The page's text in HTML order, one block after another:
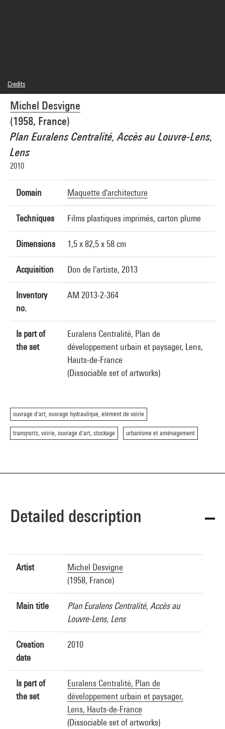
Michel Desvigne
(1958, France)
Plan Euralens Centralité, Accès au Louvre-Lens,
Lens
2010
Domain Maquette d'architecture
Techniques Films plastiques imprimés, carton plume
Dimensions 1,5 x 82,5 x 58 cm
Acquisition Don de l'artiste, 2013
Inventory
no.
AM 2013-2-364
Is part of
the set
Euralens Centralité, Plan de
développement urbain et paysager, Lens,
Hauts-de-France
(Dissociable set of artworks)
ouvrage d'art, ouvrage hydraulique, élément de voirie
transports, voirie, ouvrage d'art, stockage urbanisme et aménagement
Credits
© Michel Desvigne
Photo credits : Centre Pompidou, MNAM-CCI/Georges Meguerditchian/Dist.
GrandPalaisRmn
Image reference : 4N26676
Image presentation :GrandPalaisRmnPhoto
Detailed description
Artist
Michel Desvigne
(1958, France)
Main title
Plan Euralens Centralité, Accès au
Louvre-Lens, Lens
Creation
date
2010
Is part of
the set
Euralens Centralité, Plan de
développement urbain et paysager,
Lens, Hauts-de-France
(Dissociable set of artworks)